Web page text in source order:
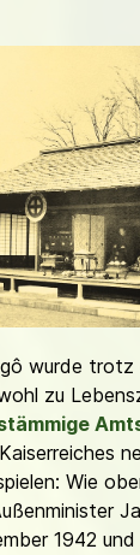
wurde trotz
zu
Wie
1942 und